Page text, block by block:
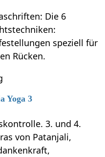
Die 6
speziell für
Rücken.
Yoga 3
3. und 4.
von Patanjali,